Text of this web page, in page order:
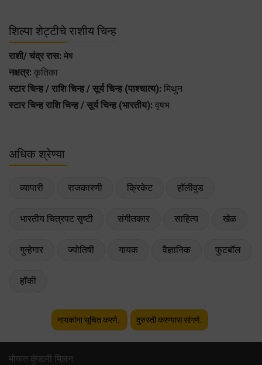
शिल्पा शेट्टीचे राशीय चिन्ह
राशी/ चंद्र रास: मेष
नक्षत्र: कृतिका
स्टार चिन्ह / राशि चिन्ह / सूर्य चिन्ह (पाश्चात्य): मिथुन
स्टार चिन्ह राशि चिन्ह / सूर्य चिन्ह (भारतीय): वृषभ
अधिक श्रेण्या
व्यापारी राजकारणी क्रिकेट हॉलीवुड
भारतीय चित्रपट सृष्टी संगीतकार साहित्य खेळ
गुन्हेगार ज्योतिषी गायक वैज्ञानिक फुटबॉल
हॉकी
नायकांना सूचित करणे. दुरुस्ती करण्यास सांगणे.
मोफत कुंडली मिलन